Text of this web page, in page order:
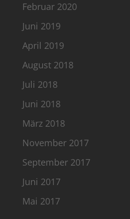
Februar 2020
Juni 2019
April 2019
August 2018
Juli 2018
Juni 2018
März 2018
November 2017
September 2017
Juni 2017
Mai 2017